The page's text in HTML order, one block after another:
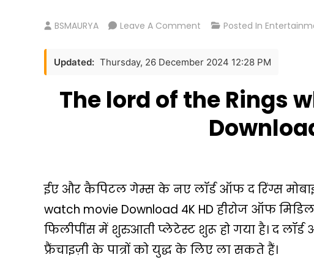
BSMAURYA Leave A Comment On
Lord
Rings
Where
4K
HD
Posted In
Updated: Thursday, 26 December 2024 12:28 PM
The lord of the Rings
ईए और कैपिटल गेम्स के नए लॉर्ड ऑफ द रिंग्स
watch movie Download 4K HD हीरोज ऑफ
फिलीपींस में शुरुआती प्लेटेस्ट शुरू हो गया है। द
फ्रैंचाइज़ी के पात्रों को युद्ध के लिए ला सकते हैं।